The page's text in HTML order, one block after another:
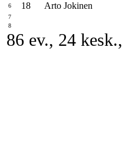
6 18 Arto Jokinen
7
8
86 ev., 24 kesk.,